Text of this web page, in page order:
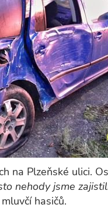
na Plzeňské ulici.
nehody jsme
hasičů.